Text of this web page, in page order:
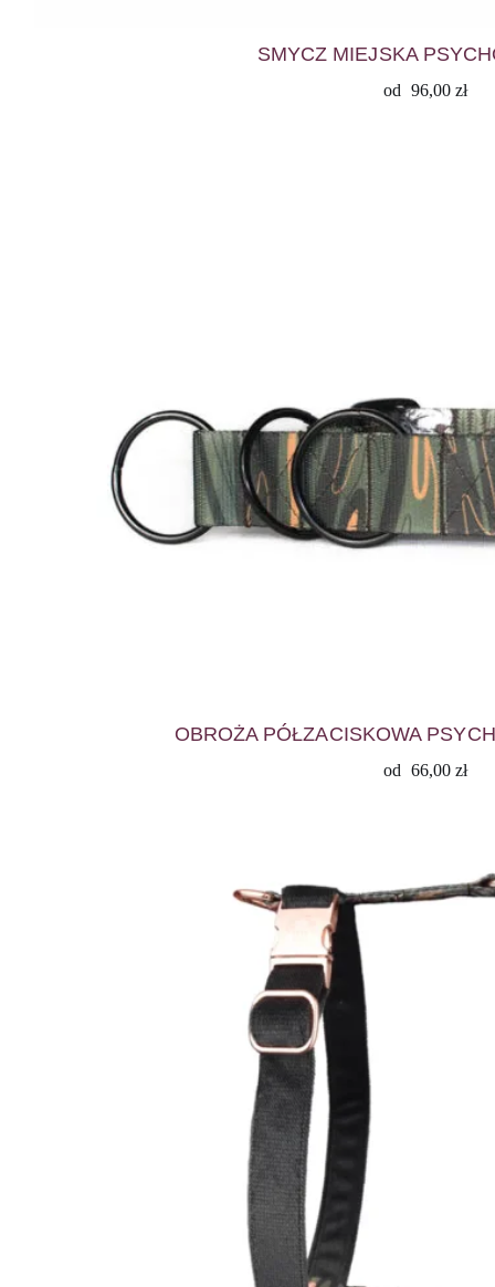
SMYCZ MIEJSKA
od 96,00zł
OBROŻA PÓŁZACISKOWA
od 66,00zł